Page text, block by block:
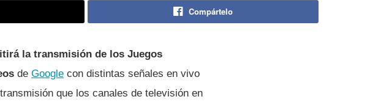
Compártelo
la transmisión de los Juegos
de Google con distintas señales en vivo
que los canales de televisión en